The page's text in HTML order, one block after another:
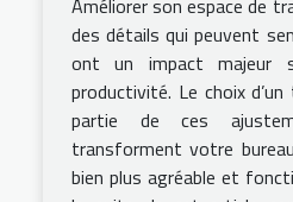
Améliorer son espace de
des détails qui peuvent
ont un impact
productivité. Le choix
partie de ces
transforment votre
bien plus agréable et